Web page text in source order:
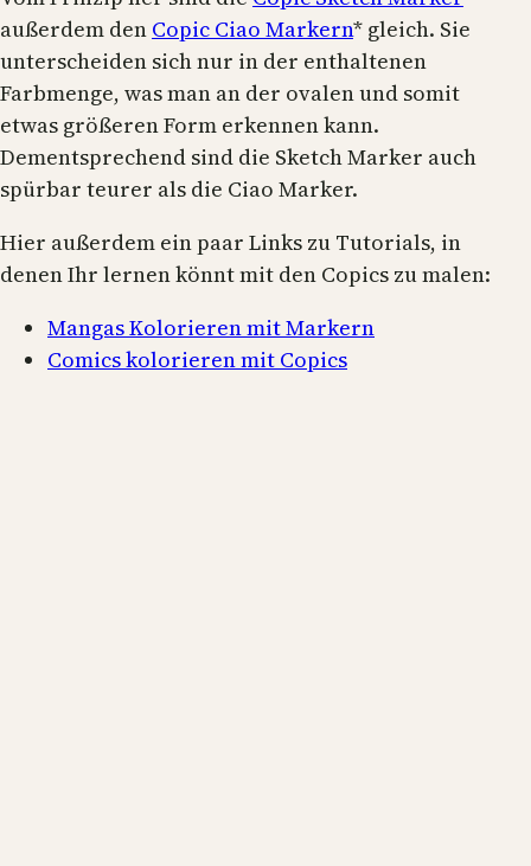
außerdem den Copic Ciao Markern* gleich. Sie
unterscheiden sich nur in der enthaltenen
Farbmenge, was man an der ovalen und somit
etwas größeren Form erkennen kann.
Dementsprechend sind die Sketch Marker auch
spürbar teurer als die Ciao Marker.
Hier außerdem ein paar Links zu Tutorials, in
denen Ihr lernen könnt mit den Copics zu malen:
Mangas Kolorieren mit Markern
Comics kolorieren mit Copics